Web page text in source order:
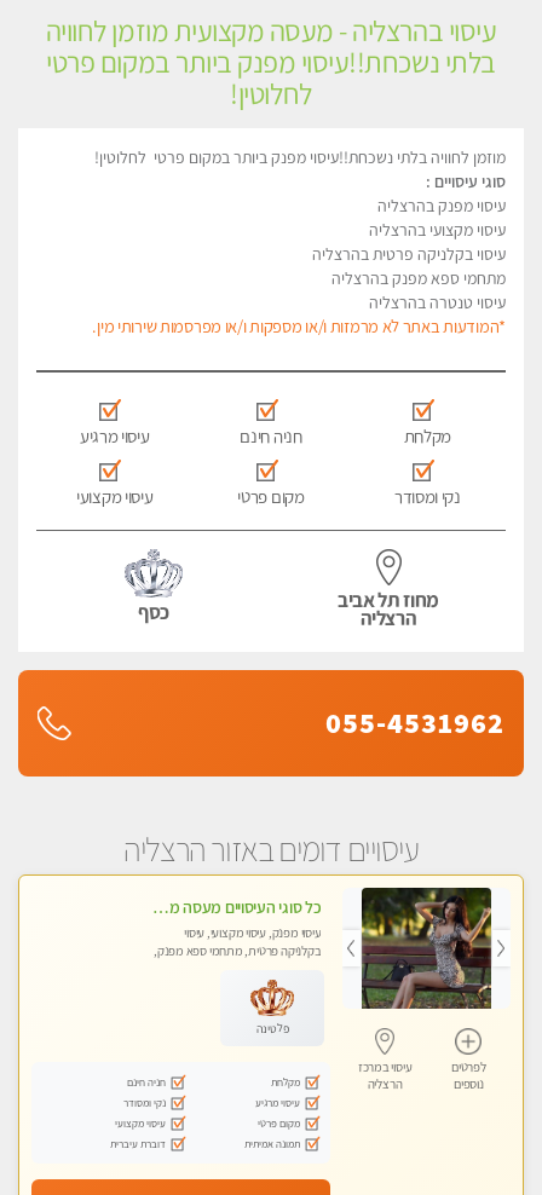
עיסוי בהרצליה - מעסה מקצועית מוזמן לחוויה
בלתי נשכחת!!עיסוי מפנק ביותר במקום פרטי
לחלוטין!
מוזמן לחוויה בלתי נשכחת!!עיסוי מפנק ביותר במקום פרטי לחלוטין!
סוגי עיסויים :
עיסוי מפנק בהרצליה
עיסוי מקצועי בהרצליה
עיסוי בקלניקה פרטית בהרצליה
מתחמי ספא מפנק בהרצליה
עיסוי טנטרה בהרצליה
*המודעות באתר לא מרמזות ו/או מספקות ו/או מפרסמות שירותי מין.
מקלחת חניה חינם עיסוי מרגיע
נקי ומסודר מקום פרטי עיסוי מקצועי
מחוז תל אביב
הרצליה כסף
055-4531962
עיסויים דומים באזור הרצליה
לפרטים
נוספים
עיסוי במרכז
הרצליה
כל סוגי העיסויים מעסה מקצועית ואיכותית פרטי!!!טל-053-6214433
עיסוי מפנק, עיסוי מקצועי, עיסוי
בקלניקה פרטית, מתחמי ספא מפנק,
פלטינה
מקלחת
חניה חינם
עיסוי מרגיע
נקי ומסודר
מקום פרטי
עיסוי מקצועי
תמונה אמיתית
דוברת עיברית